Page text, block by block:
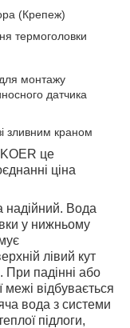
(Крепеж)
термоголовки
монтажу
датчика
зливним краном
KOER це
ціна
надійний. Вода
у нижньому
лівий кут
При падінні або
межі відбувається
вода з системи
підлоги,